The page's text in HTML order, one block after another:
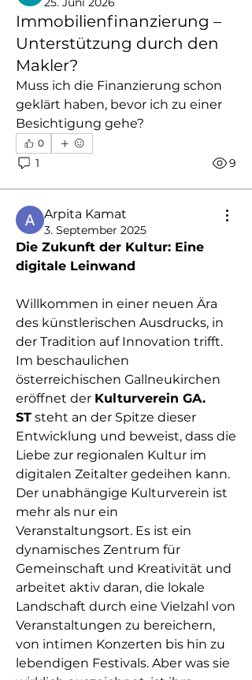
Immobilienfinanzierung –
Unterstützung durch den
Makler?
Muss ich die Finanzierung schon
geklärt haben, bevor ich zu einer
Besichtigung gehe?
0
1 9
Arpita Kamat
3. September 2025
Die Zukunft der Kultur: Eine
digitale Leinwand
Willkommen in einer neuen Ära
des künstlerischen Ausdrucks, in
der Tradition auf Innovation trifft.
Im beschaulichen
österreichischen Gallneukirchen
eröffnet der Kulturverein GA.
ST steht an der Spitze dieser
Entwicklung und beweist, dass die
Liebe zur regionalen Kultur im
digitalen Zeitalter gedeihen kann.
Der unabhängige Kulturverein ist
mehr als nur ein
Veranstaltungsort. Es ist ein
dynamisches Zentrum für
Gemeinschaft und Kreativität und
arbeitet aktiv daran, die lokale
Landschaft durch eine Vielzahl von
Veranstaltungen zu bereichern,
von intimen Konzerten bis hin zu
lebendigen Festivals. Aber was sie
Info
Willkommen in der Gruppe! Hier
können sich Mitglieder austau ...
Weiterlesen